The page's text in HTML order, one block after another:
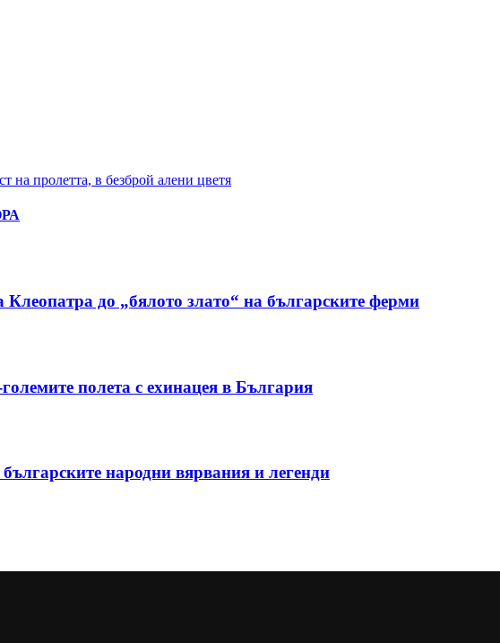
на пролетта, в безброй алени цветя
до „бялото злато“ на българските ферми
полета с ехинацея в България
народни вярвания и легенди